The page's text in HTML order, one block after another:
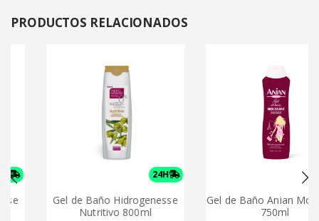
PRODUCTOS RELACIONADOS
24H
Gel de Baño Hidrogenesse
Nutritivo 800ml
24H
Gel de Baño Anian
750ml